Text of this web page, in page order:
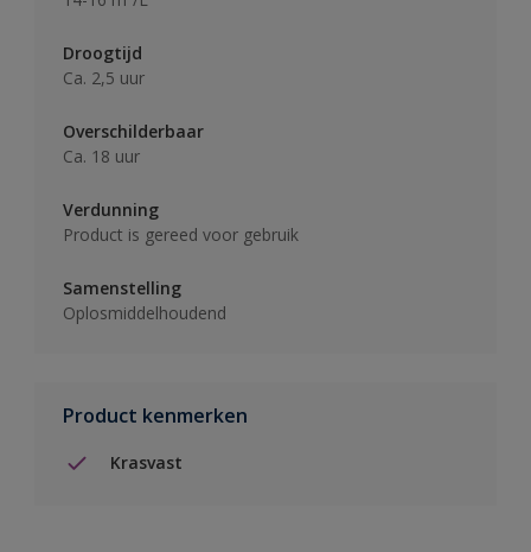
Droogtijd
Ca. 2,5 uur
Overschilderbaar
Ca. 18 uur
Verdunning
Product is gereed voor gebruik
Samenstelling
Oplosmiddelhoudend
Product kenmerken
Krasvast